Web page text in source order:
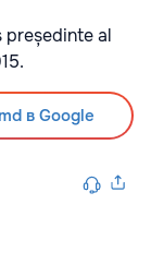
președinte al
в Google